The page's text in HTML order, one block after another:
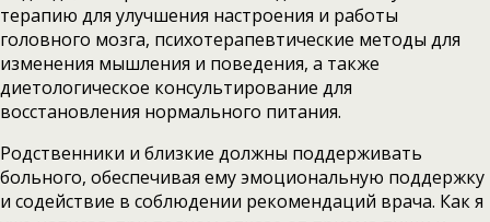
терапию для улучшения настроения и работы
головного мозга, психотерапевтические методы для
изменения мышления и поведения, а также
диетологическое консультирование для
восстановления нормального питания.
Родственники и близкие должны поддерживать
больного, обеспечивая ему эмоциональную поддержку
и содействие в соблюдении рекомендаций врача. Как я